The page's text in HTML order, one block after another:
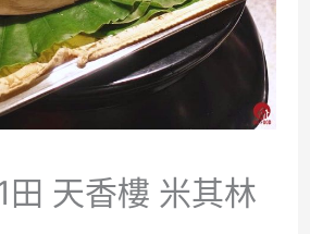
田 天香樓 米其林